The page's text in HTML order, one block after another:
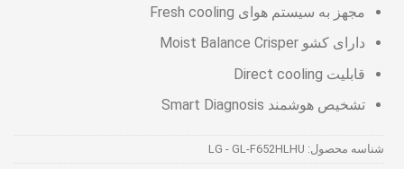
مجهز به سیستم هوای Fresh cooling
دارای کشو Moist Balance Crisper
قابلیت Direct cooling
تشخیص هوشمند Smart Diagnosis
شناسه محصول: LG - GL-F652HLHU